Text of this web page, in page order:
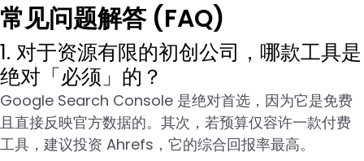
常见问题解答 (FAQ)
1. 对于资源有限的初创公司，哪款工具是
绝对「必须」的？
Google Search Console 是绝对首选，因为它是免费
且直接反映官方数据的。其次，若预算仅容许一款付费
工具，建议投资 Ahrefs，它的综合回报率最高。